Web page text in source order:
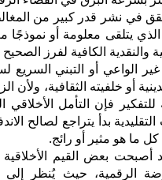
في نشر قدر كبير من
يتلقى معلومة أو نموذجًا
والنقدية الكافية لفرز
الواعي أو التبني السريع
أو خلفيته الثقافية، ولأن
فإن التأمل الأخلاقي
بدأ يتراجع لصالح
ما هو مثير أو رائج.
بعض القيم
الرقمية، حيث يُنظر إلى